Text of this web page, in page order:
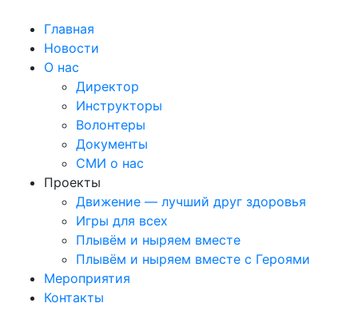
Главная
Новости
О нас
Директор
Инструкторы
Волонтеры
Документы
СМИ о нас
Проекты
Движение — лучший друг здоровья
Игры для всех
Плывём и ныряем вместе
Плывём и ныряем вместе c Героями
Мероприятия
Контакты